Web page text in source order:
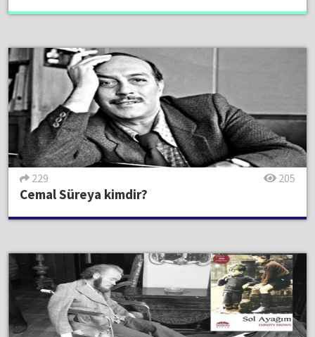
229 205
Cemal Süreya kimdir?